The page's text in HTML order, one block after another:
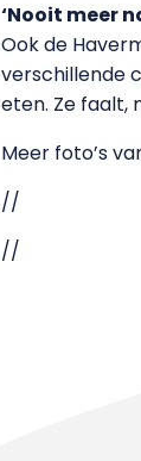
‘Nooit meer
Ook de
verschillende
eten. Ze faalt,
Meer foto’s
//
//